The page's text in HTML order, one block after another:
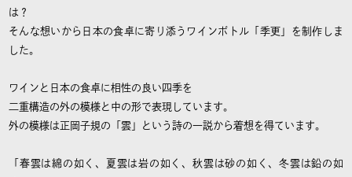
は？
そんな想いから日本の食卓に寄り添うワインボトル「季更」を制作しま
した。
ワインと日本の食卓に相性の良い四季を
二重構造の外の模様と中の形で表現しています。
外の模様は正岡子規の「雲」という詩の一説から着想を得ています。
「春雲は綿の如く、夏雲は岩の如く、秋雲は砂の如く、冬雲は鉛の如